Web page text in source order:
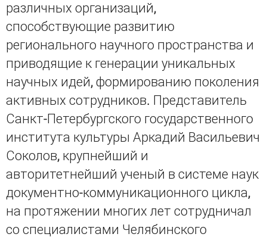
различных организаций,
способствующие развитию
регионального научного пространства и
приводящие к генерации уникальных
научных идей, формированию поколения
активных сотрудников. Представитель
Санкт-Петербургского государственного
института культуры Аркадий Васильевич
Соколов, крупнейший и
авторитетнейший ученый в системе наук
документно-коммуникационного цикла,
на протяжении многих лет сотрудничал
со специалистами Челябинского